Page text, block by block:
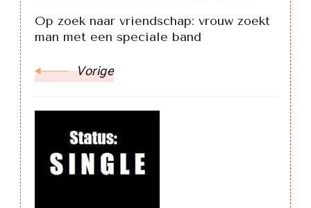
Op zoek naar vriendschap: vrouw zoekt
man met een speciale band
Vorige